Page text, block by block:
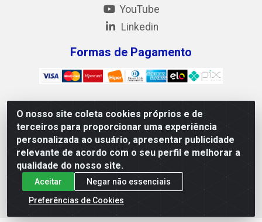
O nosso site coleta cookies próprios e de
terceiros para proporcionar uma experiência
personalizada ao usuário, apresentar publicidade
relevante de acordo com o seu perfil e melhorar a
qualidade do nosso site.
Aceitar
Negar não essenciais
Preferências de Cookies
YouTube
Linkedin
Formas de Pagamento
Mix Alimentos LTDA - Quadra Asr Ne 55 (412 Norte), Alameda
02, S/N - Plano Diretor Norte, Palmas/TO - CEP 77.006-540 -
CNPJ 05.922.500/0001-02